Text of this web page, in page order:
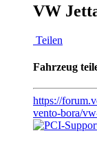
VW
Teilen
Fahrzeug
https://
vento-bora/